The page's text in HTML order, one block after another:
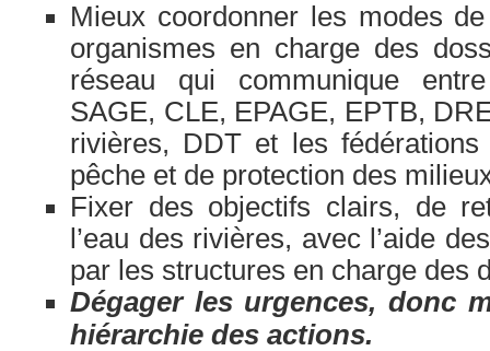
Mieux coordonner les modes
organismes en charge des
réseau qui communique
SAGE, CLE, EPAGE, EPTB,
rivières, DDT et les fédérations
pêche et de protection des
Fixer des objectifs clairs, de
l’eau des rivières, avec l’aide
par les structures en charge des
Dégager les urgences, donc
hiérarchie des actions.